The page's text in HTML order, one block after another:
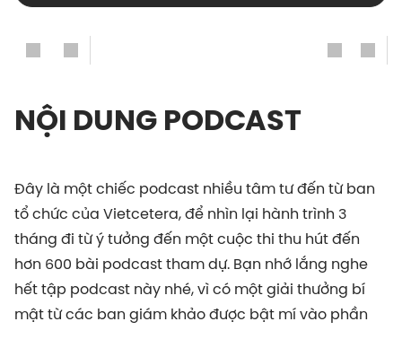
NỘI DUNG PODCAST
Đây là một chiếc podcast nhiều tâm tư đến từ ban
tổ chức của Vietcetera, để nhìn lại hành trình 3
tháng đi từ ý tưởng đến một cuộc thi thu hút đến
hơn 600 bài podcast tham dự. Bạn nhớ lắng nghe
hết tập podcast này nhé, vì có một giải thưởng bí
mật từ các ban giám khảo được bật mí vào phần